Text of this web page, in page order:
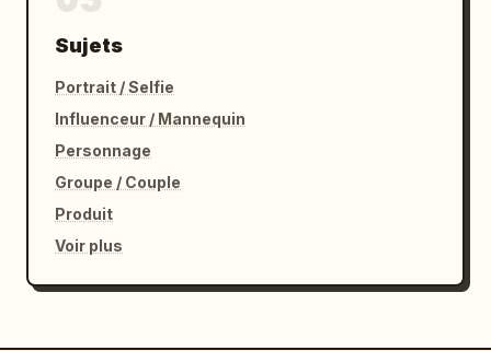
Sujets
Portrait / Selfie
Influenceur / Mannequin
Personnage
Groupe / Couple
Produit
Voir plus